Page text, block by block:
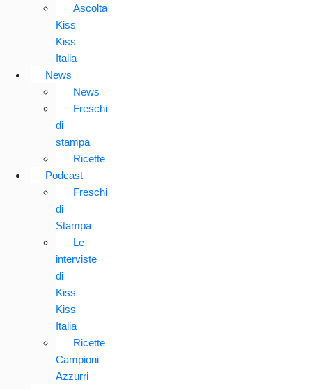
Ascolta
Kiss
Kiss
Italia
News
News
Freschi
di
stampa
Ricette
Podcast
Freschi
di
Stampa
Le
interviste
di
Kiss
Kiss
Italia
Ricette
Campioni
Azzurri